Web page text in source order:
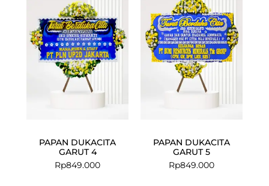
PAPAN DUKACITA
GARUT 4
Rp849.000
PAPAN DUKACITA
GARUT 5
Rp849.000